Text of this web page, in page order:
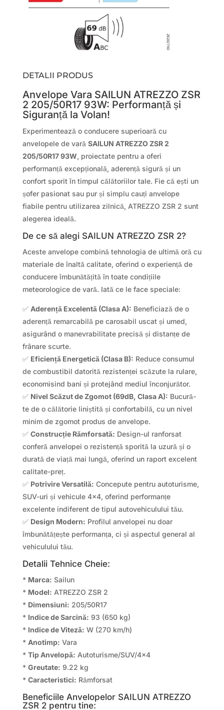
DETALII PRODUS
Anvelope Vara SAILUN ATREZZO ZSR
2 205/50R17 93W: Performanță și
Siguranță la Volan!
Experimentează o conducere superioară cu
anvelopele de vară SAILUN ATREZZO ZSR 2
205/50R17 93W, proiectate pentru a oferi
performanță excepțională, aderență sigură și un
confort sporit în timpul călătoriilor tale. Fie că ești un
șofer pasionat sau pur și simplu cauți anvelope
fiabile pentru utilizarea zilnică, ATREZZO ZSR 2 sunt
alegerea ideală.
De ce să alegi SAILUN ATREZZO ZSR 2?
Aceste anvelope combină tehnologia de ultimă oră cu
materiale de înaltă calitate, oferind o experiență de
conducere îmbunătățită în toate condițiile
meteorologice de vară. Iată ce le face speciale:
✅ Aderență Excelentă (Clasa A): Beneficiază de o
aderență remarcabilă pe carosabil uscat și umed,
asigurând o manevrabilitate precisă și distanțe de
frânare scurte.
✅ Eficiență Energetică (Clasa B): Reduce consumul
de combustibil datorită rezistenței scăzute la rulare,
economisind bani și protejând mediul înconjurător.
✅ Nivel Scăzut de Zgomot (69dB, Clasa A): Bucură-
te de o călătorie liniștită și confortabilă, cu un nivel
minim de zgomot produs de anvelope.
✅ Construcție Rămforsată: Design-ul ranforsat
conferă anvelopei o rezistență sporită la uzură și o
durată de viață mai lungă, oferind un raport excelent
calitate-preț.
✅ Potrivire Versatilă: Concepute pentru autoturisme,
SUV-uri și vehicule 4×4, oferind performanțe
excelente indiferent de tipul autovehiculului tău.
✅ Design Modern: Profilul anvelopei nu doar
îmbunătățește performanța, ci și aspectul general al
vehiculului tău.
Detalii Tehnice Cheie:
* Marca: Sailun
* Model: ATREZZO ZSR 2
* Dimensiuni: 205/50R17
* Indice de Sarcină: 93 (650 kg)
* Indice de Viteză: W (270 km/h)
* Anotimp: Vara
* Tip Anvelopă: Autoturisme/SUV/4×4
* Greutate: 9.22 kg
* Caracteristici: Rămforsat
Beneficiile Anvelopelor SAILUN ATREZZO
ZSR 2 pentru tine: